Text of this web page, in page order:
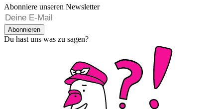
Abonniere unseren Newsletter
Abonnieren
Du hast uns was zu sagen?